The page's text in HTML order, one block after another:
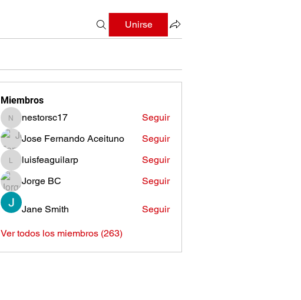
Unirse
Miembros
nestorsc17
nestorsc17
Seguir
Jose Fernando Aceituno
Seguir
luisfeaguilarp
luisfeaguilarp
Seguir
Jorge BC
Seguir
Jane Smith Seguir
Ver todos los miembros (263)